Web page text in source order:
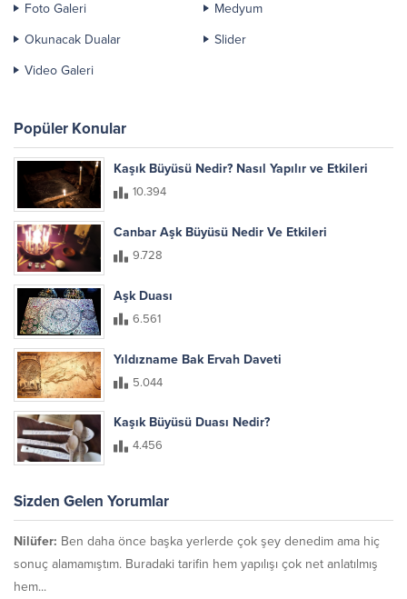
Foto Galeri
Medyum
Okunacak Dualar
Slider
Video Galeri
Popüler Konular
Kaşık Büyüsü Nedir? Nasıl Yapılır ve Etkileri
10.394
Canbar Aşk Büyüsü Nedir Ve Etkileri
9.728
Aşk Duası
6.561
Yıldızname Bak Ervah Daveti
5.044
Kaşık Büyüsü Duası Nedir?
4.456
Sizden Gelen Yorumlar
Nilüfer: Ben daha önce başka yerlerde çok şey denedim ama hiç
sonuç alamamıştım. Buradaki tarifin hem yapılışı çok net anlatılmış
hem...